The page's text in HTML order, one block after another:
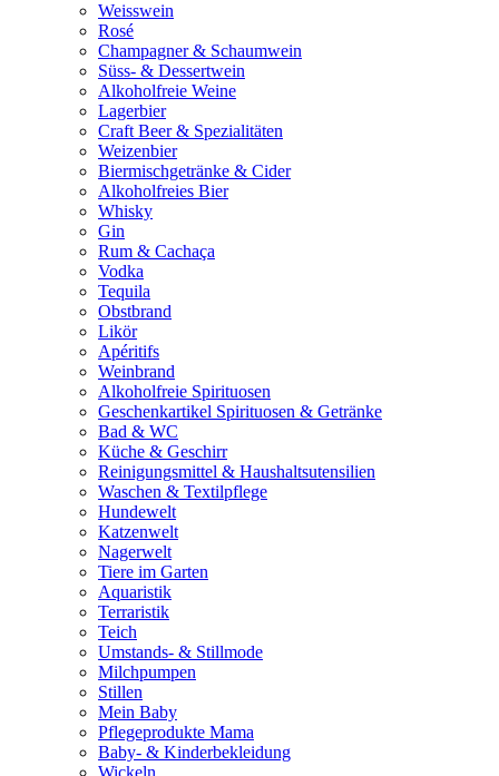
Weisswein
Rosé
Champagner & Schaumwein
Süss- & Dessertwein
Alkoholfreie Weine
Lagerbier
Craft Beer & Spezialitäten
Weizenbier
Biermischgetränke & Cider
Alkoholfreies Bier
Whisky
Gin
Rum & Cachaça
Vodka
Tequila
Obstbrand
Likör
Apéritifs
Weinbrand
Alkoholfreie Spirituosen
Geschenkartikel Spirituosen & Getränke
Bad & WC
Küche & Geschirr
Reinigungsmittel & Haushaltsutensilien
Waschen & Textilpflege
Hundewelt
Katzenwelt
Nagerwelt
Tiere im Garten
Aquaristik
Terraristik
Teich
Umstands- & Stillmode
Milchpumpen
Stillen
Mein Baby
Pflegeprodukte Mama
Baby- & Kinderbekleidung
Wickeln